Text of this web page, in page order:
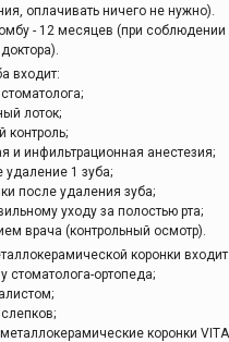
оплачивать ничего не нужно).
- 12 месяцев (при соблюдении
входит:
лоток;
контроль;
и инфильтрационная анестезия;
удаление 1 зуба;
после удаления зуба;
уходу за полостью рта;
врача (контрольный осмотр).
коронки входит:
стоматолога-ортопеда;
коронки